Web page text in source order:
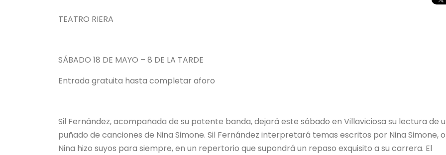
TEATRO RIERA
SÁBADO 18 DE MAYO – 8 DE LA TARDE
Entrada gratuita hasta completar aforo
Sil Fernández, acompañada de su potente banda, dejará este sábado en Villaviciosa su lectura de
puñado de canciones de Nina Simone. Sil Fernández interpretará temas escritos por Nina Simone,
Nina hizo suyos para siempre, en un repertorio que supondrá un repaso exquisito a su carrera. El